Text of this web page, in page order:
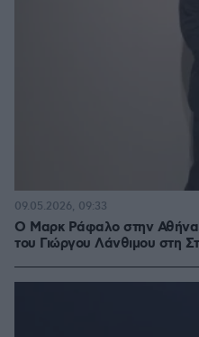
Ο Μαρκ Ράφαλο στην
του Γιώργου Λάνθιμου στη
09.05.2026, 09:33